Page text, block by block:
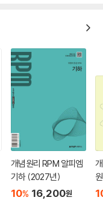
개념원리 RPM 알피엠
기하 (2027년)
10% 16,200원